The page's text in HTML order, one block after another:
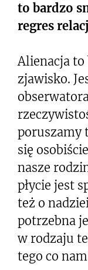
to bardzo
regres
Alienacja to
zjawisko.
poruszamy
się
nasze
płycie jest
też o
potrzebna
w rodzaju
tego co